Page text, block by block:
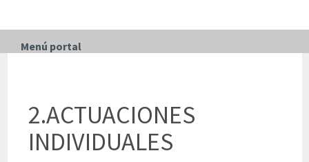
Menú portal
2.ACTUACIONES
INDIVIDUALES